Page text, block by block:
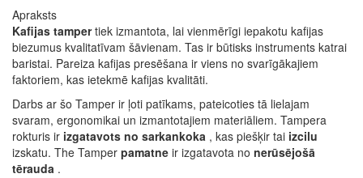
Apraksts
Kafijas tampertiek izmantota, lai vienmērīgi iepakotu kafijas
biezumus kvalitatīvam šāvienam. Tas ir būtisks instruments katrai
baristai. Pareiza kafijas presēšana ir viens no svarīgākajiem
faktoriem, kas ietekmē kafijas kvalitāti.
Darbs ar šo Tamper ir ļoti patīkams, pateicoties tā lielajam
svaram, ergonomikai un izmantotajiem materiāliem. Tampera
rokturis ir izgatavots no sarkankoka , kas piešķir tai izcilu
izskatu. The Tamper pamatne ir izgatavota no nerūsējošā
tērauda .